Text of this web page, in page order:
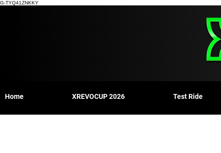
G-TYQ41ZNKKY
Home XREVOCUP 2026 Test Ride